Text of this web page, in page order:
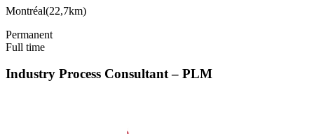
Montréal(22,7km)
Permanent
Full time
Industry Process Consultant – PLM